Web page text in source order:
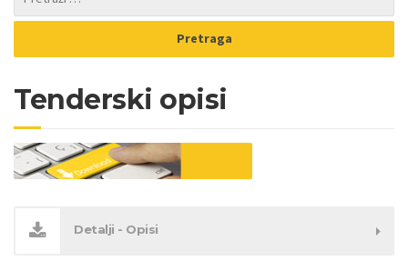
Tenderski opisi
Detalji - Opisi